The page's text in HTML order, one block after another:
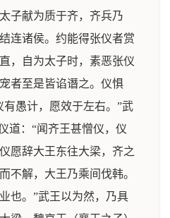
子献为质于齐，齐兵乃
连诸侯。约能得张仪者赏
，自为太子时，素恶张仪
者至是皆谄谮之。仪惧
愚计，愿效于左右。”武
道：“闻齐王甚憎仪，仪
愿辞大王东往大梁，齐之
不解，大王乃乘间伐韩。
也。”武王以为然，乃具